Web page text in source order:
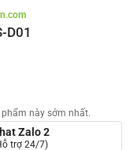
D01
này sớm nhất.
Zalo 2
trợ 24/7)